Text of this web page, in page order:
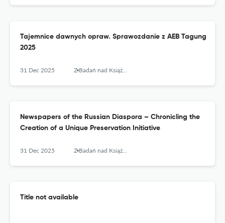
Tajemnice dawnych opraw. Sprawozdanie z AEB Tagung
2025
31 Dec 2025 Z Badań nad Książką i Księgozbiorami Historycznymi
Newspapers of the Russian Diaspora – Chronicling the
Creation of a Unique Preservation Initiative
31 Dec 2025 Z Badań nad Książką i Księgozbiorami Historycznymi
Title not available